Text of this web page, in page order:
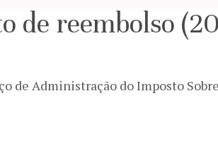
de reembolso
de Administração do Imposto